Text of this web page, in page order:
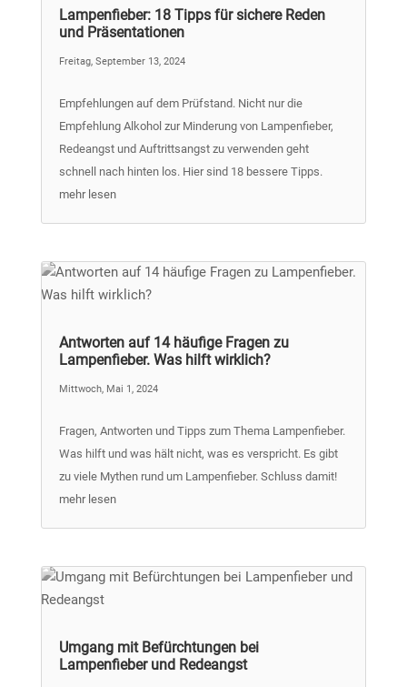
Lampenfieber: 18 Tipps für sichere Reden
und Präsentationen
Freitag, September 13, 2024
Empfehlungen auf dem Prüfstand. Nicht nur die
Empfehlung Alkohol zur Minderung von Lampenfieber,
Redeangst und Auftrittsangst zu verwenden geht
schnell nach hinten los. Hier sind 18 bessere Tipps.
mehr lesen
Antworten auf 14 häufige Fragen zu
Lampenfieber. Was hilft wirklich?
Mittwoch, Mai 1, 2024
Fragen, Antworten und Tipps zum Thema Lampenfieber.
Was hilft und was hält nicht, was es verspricht. Es gibt
zu viele Mythen rund um Lampenfieber. Schluss damit!
mehr lesen
Umgang mit Befürchtungen bei
Lampenfieber und Redeangst